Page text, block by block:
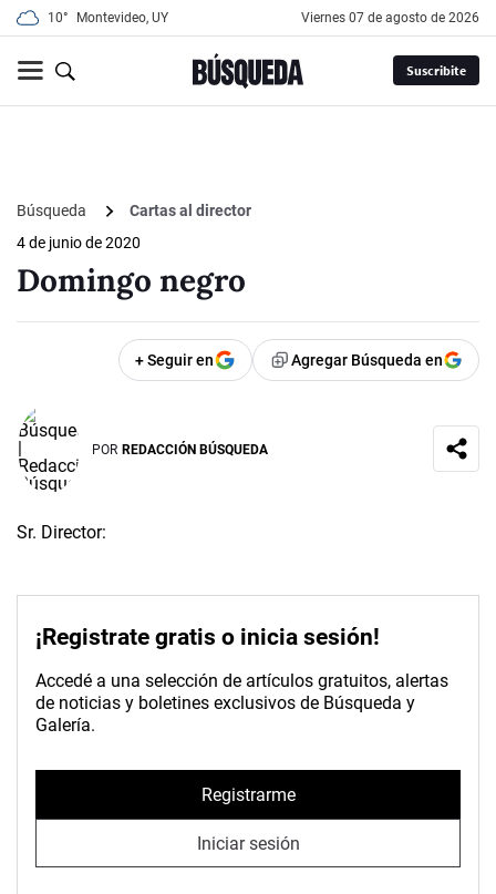
10° Montevideo, UY viernes 07 de agosto de 2026
Suscribite
Búsqueda
Cartas al director
4 de junio de 2020
Domingo negro
+ Seguir en Agregar Búsqueda en
POR REDACCIÓN BÚSQUEDA
Sr. Director:
¡Registrate gratis o inicia sesión!
Accedé a una selección de artículos gratuitos, alertas
de noticias y boletines exclusivos de Búsqueda y
Galería.
Registrarme
Iniciar sesión